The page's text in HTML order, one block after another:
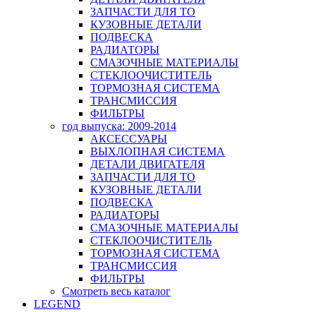
ЗАПЧАСТИ ДЛЯ ТО
КУЗОВНЫЕ ДЕТАЛИ
ПОДВЕСКА
РАДИАТОРЫ
СМАЗОЧНЫЕ МАТЕРИАЛЫ
СТЕКЛООЧИСТИТЕЛЬ
ТОРМОЗНАЯ СИСТЕМА
ТРАНСМИССИЯ
ФИЛЬТРЫ
год выпуска: 2009-2014
АКСЕССУАРЫ
ВЫХЛОПНАЯ СИСТЕМА
ДЕТАЛИ ДВИГАТЕЛЯ
ЗАПЧАСТИ ДЛЯ ТО
КУЗОВНЫЕ ДЕТАЛИ
ПОДВЕСКА
РАДИАТОРЫ
СМАЗОЧНЫЕ МАТЕРИАЛЫ
СТЕКЛООЧИСТИТЕЛЬ
ТОРМОЗНАЯ СИСТЕМА
ТРАНСМИССИЯ
ФИЛЬТРЫ
Смотреть весь каталог
LEGEND